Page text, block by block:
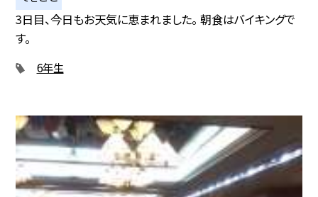
3日目、今日もお天気に恵まれました。 朝食はバイキングで
す。
6年生